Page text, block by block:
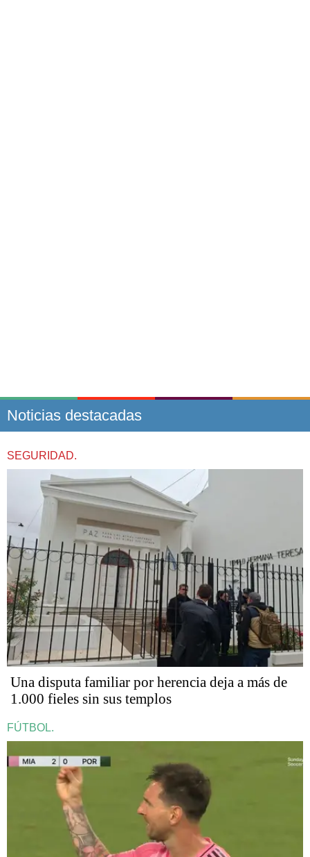
Noticias destacadas
SEGURIDAD.
Una disputa familiar por herencia deja a más de
1.000 fieles sin sus templos
FÚTBOL.